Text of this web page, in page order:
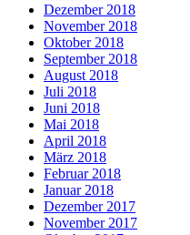
Dezember 2018
November 2018
Oktober 2018
September 2018
August 2018
Juli 2018
Juni 2018
Mai 2018
April 2018
März 2018
Februar 2018
Januar 2018
Dezember 2017
November 2017